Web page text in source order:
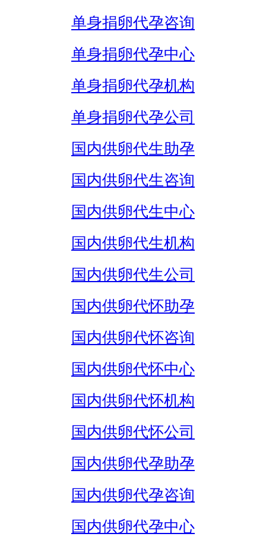
单身捐卵代孕咨询
单身捐卵代孕中心
单身捐卵代孕机构
单身捐卵代孕公司
国内供卵代生助孕
国内供卵代生咨询
国内供卵代生中心
国内供卵代生机构
国内供卵代生公司
国内供卵代怀助孕
国内供卵代怀咨询
国内供卵代怀中心
国内供卵代怀机构
国内供卵代怀公司
国内供卵代孕助孕
国内供卵代孕咨询
国内供卵代孕中心